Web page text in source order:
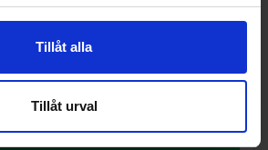
Tillåt alla
Tillåt urval
5 372:-